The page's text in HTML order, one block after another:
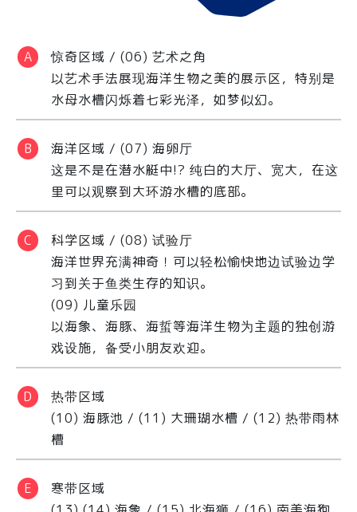
惊奇区域 / (06) 艺术之角
以艺术手法展现海洋生物之美的展示区，特别是
水母水槽闪烁着七彩光泽，如梦似幻。
海洋区域 / (07) 海卵厅
这是不是在潜水艇中!? 纯白的大厅、宽大，在这
里可以观察到大环游水槽的底部。
科学区域 / (08) 试验厅
海洋世界充满神奇！可以轻松愉快地边试验边学
习到关于鱼类生存的知识。
(09) 儿童乐园
以海象、海豚、海蜇等海洋生物为主题的独创游
戏设施，备受小朋友欢迎。
热带区域
(10) 海豚池 / (11) 大珊瑚水槽 / (12) 热带雨林
槽
寒带区域